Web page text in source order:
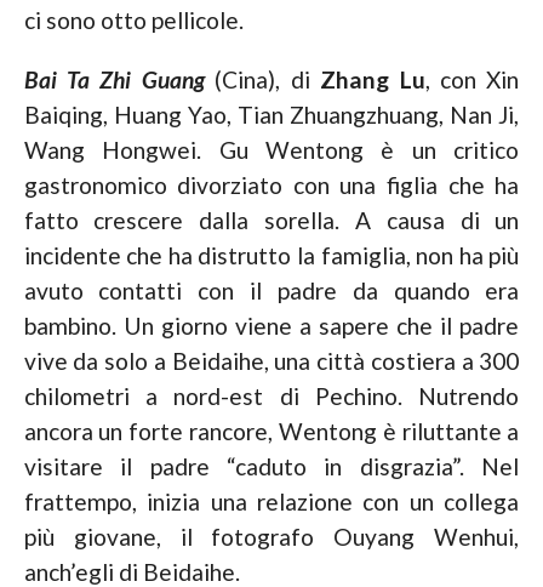
ci sono otto pellicole.
Bai Ta Zhi Guang(Cina), di Zhang Lu, con Xin
Baiqing, Huang Yao, Tian Zhuangzhuang, Nan Ji,
Wang Hongwei. Gu Wentong è un critico
gastronomico divorziato con una figlia che ha
fatto crescere dalla sorella. A causa di un
incidente che ha distrutto la famiglia, non ha più
avuto contatti con il padre da quando era
bambino. Un giorno viene a sapere che il padre
vive da solo a Beidaihe, una città costiera a 300
chilometri a nord-est di Pechino. Nutrendo
ancora un forte rancore, Wentong è riluttante a
visitare il padre “caduto in disgrazia”. Nel
frattempo, inizia una relazione con un collega
più giovane, il fotografo Ouyang Wenhui,
anch’egli di Beidaihe.